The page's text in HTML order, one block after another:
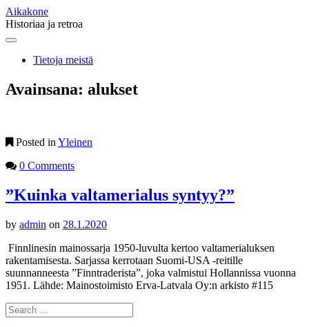
Aikakone
Historiaa ja retroa
Main
Skip
contentTietoja meistä
Avainsana: alukset
Posted in Yleinen
0 Comments
”Kuinka valtamerialus syntyy?”
by admin on 28.1.2020
Finnlinesin mainossarja 1950-luvulta kertoo valtamerialuksen
rakentamisesta. Sarjassa kerrotaan Suomi-USA -reitille
suunnanneesta ”Finntraderista”, joka valmistui Hollannissa vuonna
1951. Lähde: Mainostoimisto Erva-Latvala Oy:n arkisto #115
Search
for: